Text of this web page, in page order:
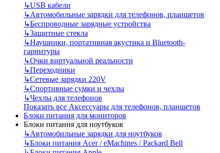
↳USB кабели
↳Автомобильные зарядки для телефонов, планшетов
↳Беспроводные зарядные устройства
↳Защитные стекла
↳Наушники, портативная акустика и Bluetooth-
гарнитуры
↳Очки виртуальной реальности
↳Переходники
↳Сетевые зарядки 220V
↳Спортивные сумки и чехлы
↳Чехлы для телефонов
Показать все Аксессуары для телефонов, планшетов
Блоки питания для мониторов
Блоки питания для ноутбуков
↳Автомобильные зарядки для ноутбуков
↳Блоки питания Acer / eMachines / Packard Bell